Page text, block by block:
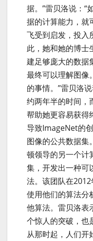
据。”雷贝洛说：“
据的计算能力，就
飞受到启发，投入
此，她和她的博士
建足够庞大的数据
最终可以理解图像
的事情。”雷贝洛
约两年半的时间，
帮助她更容易获
导致ImageNet的
图像的公共数据集
顿领导的另一个计
集，开发出一种可
法。该团队在2012
使用他们的算法分
他算法。雷贝洛表
个惊人的突破，也
从那时起，人们开